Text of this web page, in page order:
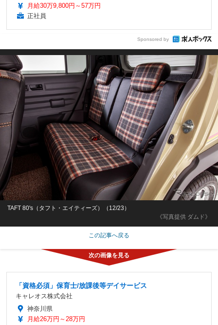
月給30万9,800円～57万円
正社員
Sponsored by
《写真提供 ダムド》
TAFT 80's（タフト・エイティーズ）（12/23）
この記事へ戻る
「資格必須」保育士/放課後等デイサービス
キャレオス株式会社
神奈川県
月給26万円～28万円